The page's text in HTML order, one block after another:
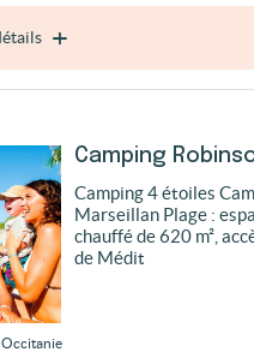
Camping
Camping 4 étoiles
Marseillan Plage :
chauffé de 620 m²,
de Médit
Occitanie